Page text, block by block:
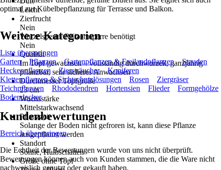
Leicht
Zierfrucht
Nein
Wurzelsperre/ Rhizomsperre benötigt
Nein
Qualität
Im Topf gewachsen – vollständig durchwurzelt, ganzjährig
pflanzbar, sehr sicheres Anwachsen
Durchmesser Topfgröße
23 cm
Wuchsstärke
Mittelstarkwachsend
Pflanzzeit
Solange der Boden nicht gefroren ist, kann diese Pflanze
ausgepflanzt werden
Standort
Sonne, Halbschatten
Größe ohne Topf
optimal zur Kübelbepflanzung für Terrasse und Balkon.
Weitere Kategorien
Liste überspringen
Garten
Pflanzen Gartenpflanzen & Freilandpflanzen
Stauden
Heckenpflanzen
Ziersträucher
Koniferen
Kletterpflanzen & Sichtschutzlösungen
Rosen
Ziergräser
Teichpflanzen
Rhododendren Hortensien Flieder
Formgehölze
Bodendecker
Kundenbewertungen
Bereich überspringen
Die Echtheit der Bewertungen wurde von uns nicht überprüft.
Bewertungen können auch von Kunden stammen, die die Ware nicht
nachweislich genutzt oder gekauft haben.